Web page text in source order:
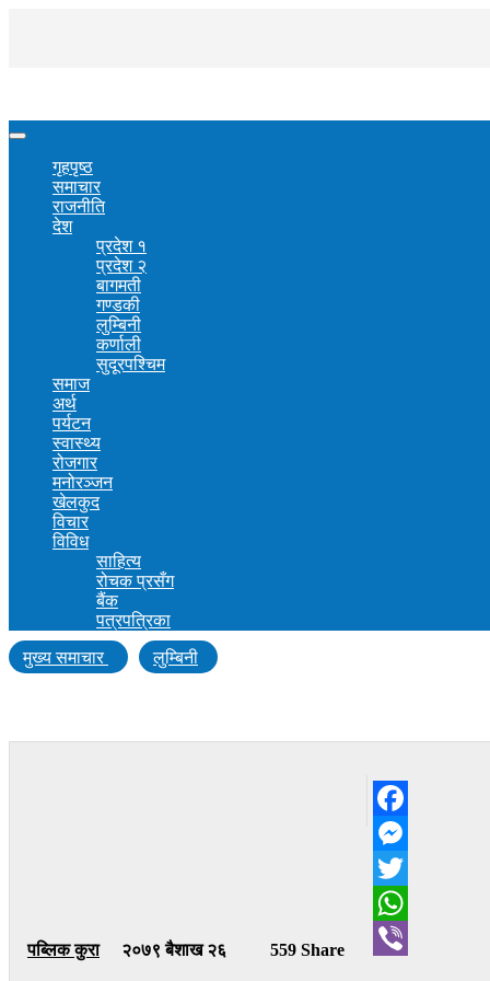
गृहपृष्ठ
समाचार
राजनीति
देश
प्रदेश १
प्रदेश २
बागमती
गण्डकी
लुम्बिनी
कर्णाली
सुदूरपश्चिम
समाज
अर्थ
पर्यटन
स्वास्थ्य
रोजगार
मनोरञ्जन
खेलकुद
विचार
विविध
साहित्य
रोचक प्रसँग
बैंक
पत्रपत्रिका
मुख्य समाचार
लुम्बिनी
पब्लिक कुरा २०७९ बैशाख २६ 559 Share
Facebook
Messenger
Twitter
WhatsApp